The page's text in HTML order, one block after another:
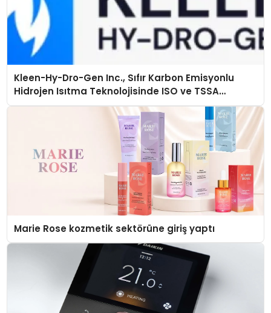
Kleen-Hy-Dro-Gen Inc., Sıfır Karbon Emisyonlu
Hidrojen Isıtma Teknolojisinde ISO ve TSSA
Düzenleyici Onaylarını Aldı
Marie Rose kozmetik sektörüne giriş yaptı